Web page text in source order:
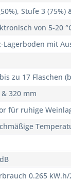
Stufe 3 (75%)
von 5-20
Lagerboden mit
zu 17 Flaschen
320 mm
für ruhige
0.265 kW.h/